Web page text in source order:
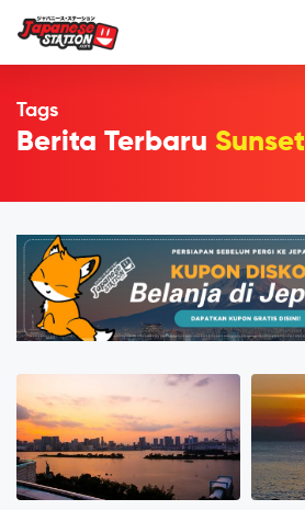
Tags
Berita Terbaru Sunset